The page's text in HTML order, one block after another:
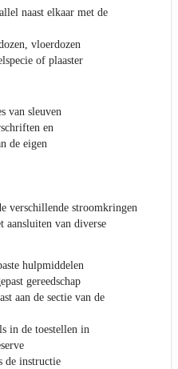
naast elkaar met de
vloerdozen
of plaaster
van sleuven
en
de eigen
verschillende stroomkringen
aansluiten van diverse
hulpmiddelen
gereedschap
aan de sectie van de
in de toestellen in
de instructie